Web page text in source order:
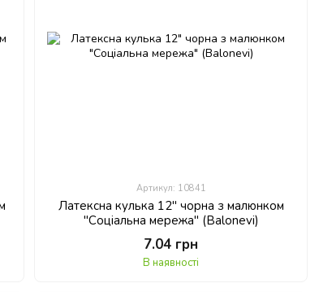
Артикул: 10841
Латексна кулька 12" чорна з малюнком
"Соціальна мережа" (Balonevi)
7.04 грн
В наявності